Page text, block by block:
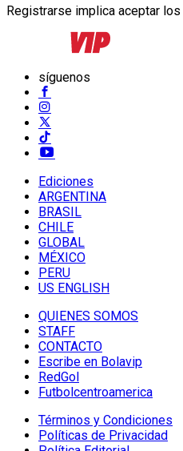
Registrarse implica aceptar los
síguenos
Ediciones
ARGENTINA
BRASIL
CHILE
GLOBAL
MÉXICO
PERU
US ENGLISH
QUIENES SOMOS
STAFF
CONTACTO
Escribe en Bolavip
RedGol
Futbolcentroamerica
Términos y Condiciones
Políticas de Privacidad